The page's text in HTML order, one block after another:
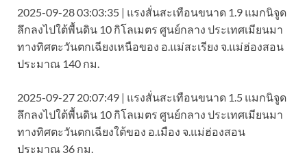
2025-09-28 03:03:35 | แรงสั่นสะเทือนขนาด 1.9 แมกนิจูด
ลึกลงไปใต้พื้นดิน 10 กิโลเมตร ศูนย์กลาง ประเทศเมียนมา
ทางทิศตะวันตกเฉียงเหนือของ อ.แม่สะเรียง จ.แม่ฮ่องสอน
ประมาณ 140 กม.
2025-09-27 20:07:49 | แรงสั่นสะเทือนขนาด 1.5 แมกนิจูด
ลึกลงไปใต้พื้นดิน 10 กิโลเมตร ศูนย์กลาง ประเทศเมียนมา
ทางทิศตะวันตกเฉียงใต้ของ อ.เมือง จ.แม่ฮ่องสอน
ประมาณ 36 กม.